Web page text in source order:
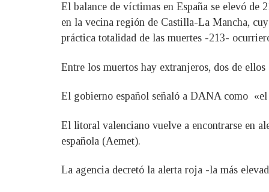
El balance de víctimas en España se elevó de
en la vecina región de Castilla-La Mancha,
práctica totalidad de las muertes -213-
Entre los muertos hay extranjeros, dos de
El gobierno español señaló a DANA como «el
El litoral valenciano vuelve a encontrarse en
española (Aemet).
La agencia decretó la alerta roja -la más